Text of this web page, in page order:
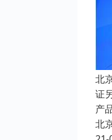
北
证
产
北